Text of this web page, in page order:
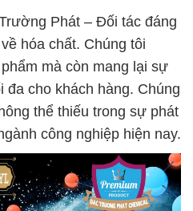
Phát – Đối tác đáng
hóa chất. Chúng tôi
mà còn mang lại sự
đa cho khách hàng. Chúng
thể thiếu trong sự phát
công nghiệp hiện nay.